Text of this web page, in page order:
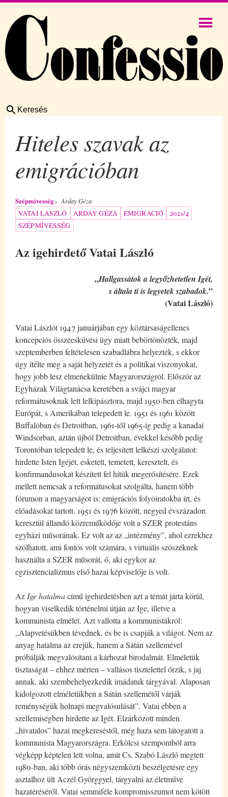
Keresés
Hiteles szavak az
emigrációban
Szépmívesség Arday Géza
VATAI LÁSZLÓ ARDAY GÉZA EMIGRÁCIÓ
2021/4
SZÉPMÍVESSÉG
Az igehirdető Vatai László
„Hallgassátok a legyőzhetetlen Igét,
s általa ti is legyetek szabadok.”
(Vatai László)
Vatai Lászlót 1947 januárjában egy köztársaságellenes
koncepciós összeesküvési ügy miatt bebörtönözték, majd
szeptemberben feltételesen szabadlábra helyezték, s ekkor
úgy ítélte meg a saját helyzetét és a politikai viszonyokat,
hogy jobb lesz elmenekülnie Magyarországról. Először az
Egyházak Világtanácsa keretében a svájci magyar
reformátusoknak lett lelkipásztora, majd 1950-ben elhagyta
Európát, s Amerikában telepedett le. 1951 és 1961 között
Buffalóban és Detroitban, 1961-től 1965-ig pedig a kanadai
Windsorban, aztán újból Detroitban, évekkel később pedig
Torontóban telepedett le, és teljesített lelkészi szolgálatot:
hirdette Isten Igéjét, esketett, temetett, keresztelt, és
konfirmandusokat készített fel hitük megerősítésére. Ezek
mellett nemcsak a reformátusokat szolgálta, hanem több
fórumon a magyarságot is: emigrációs folyóiratokba írt, és
előadásokat tartott. 1951 és 1976 között, negyed évszázadon
keresztül állandó közreműködője volt a SZER protestáns
egyházi műsorának. Ez volt az az „intézmény”, ahol ezrekhez
szólhatott, ami fontos volt számára, s virtuális szószéknek
használta a SZER műsorát, ő, aki egykor az
egzisztencializmus első hazai képviselője is volt.
Az Ige hatalmacímű igehirdetésben azt a témát járta körül,
hogyan viselkedik történelmi útján az Ige, illetve a
kommunista elmélet. Azt vallotta a kommunistákról:
„Alapvetésükben tévednek, és be is csapják a világot. Nem az
anyag hatalma az erejük, hanem a Sátán szellemével
próbálják megvalósítani a kárhozat birodalmát. Elméletük
tisztaságát – ehhez mérten – vallásos tisztelettel őrzik, s jaj
annak, aki szembehelyezkedik imádatuk tárgyával. Alaposan
kidolgozott elméletükben a Sátán szellemétől várják
reménységük holnapi megvalósulását”. Vatai ebben a
szellemiségben hirdette az Igét. Elzárkózott minden
„hivatalos” hazai megkereséstől, még haza sem látogatott a
kommunista Magyarországra. Erkölcsi szempontból arra
végképp képtelen lett volna, amit Cs. Szabó László megtett
1980-ban, aki több órás négyszemközti beszélgetésre egy
asztalhoz ült Aczél Györggyel, tárgyalni az életműve
hazatéréséről. Vatai semmiféle kompromisszumot nem kötött